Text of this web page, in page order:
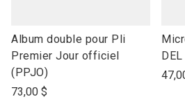
link
to
open
product
Album double pour Pli
Premier Jour officiel
(PPJO)
73,00 $
link
to